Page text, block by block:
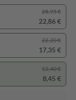
28,95 €
22,86 €
22,20 €
17,35 €
12,40 €
8,45 €